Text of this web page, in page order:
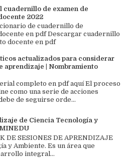
cuadernillo de examen de
2022
de cuadernillo de
en pdf Descargar cuadernillo
docente en pdf
actualizados para considerar
aprendizaje | Nombramiento
completo en pdf aquí El proceso
como una serie de acciones
de seguirse orde...
de Ciencia Tecnología y
DE SESIONES DE APRENDIZAJE
y Ambiente. Es un área que
integral...